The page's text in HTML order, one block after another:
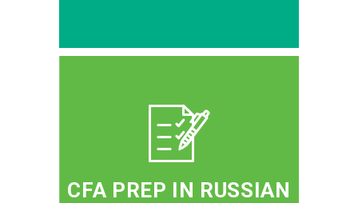
CFA PREP IN RUSSIAN